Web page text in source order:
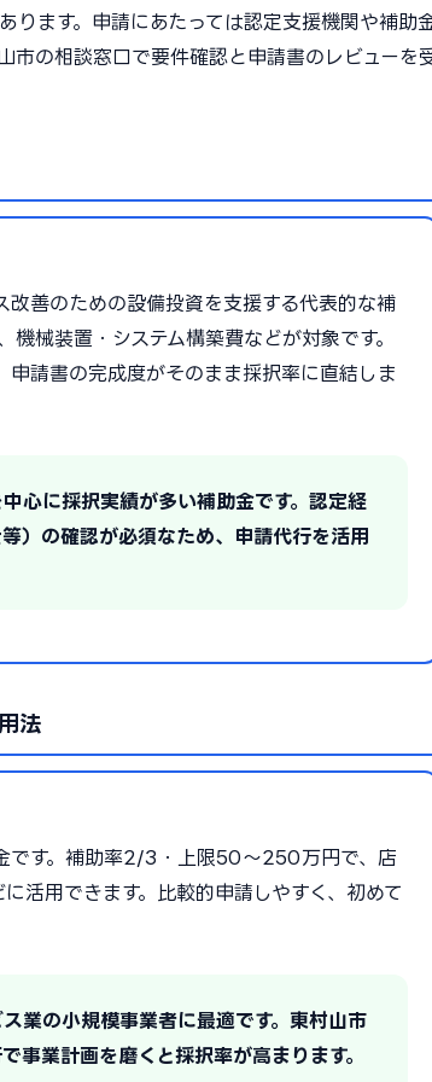
ります。申請にあたっては認定支援機関や補助
市の相談窓口で要件確認と申請書のレビューを
善のための設備投資を支援する代表的な補
械装置・システム構築費などが対象です。
請書の完成度がそのまま採択率に直結しま
心に採択実績が多い補助金です。認定経
）の確認が必須なため、申請代行を活用
法
です。補助率2/3・上限50〜250万円で、店
活用できます。比較的申請しやすく、初めて
業の小規模事業者に最適です。東村山市
事業計画を磨くと採択率が高まります。